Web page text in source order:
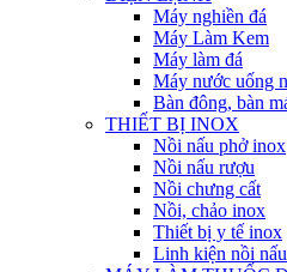
Máy nghiền đá
Máy Làm Kem
Máy làm đá
Máy nước uống
Bàn đông, bàn
THIẾT BỊ INOX
Nồi nấu phở inox
Nồi nấu rượu
Nồi chưng cất
Nồi, chảo inox
Thiết bị y tế inox
Linh kiện nồi